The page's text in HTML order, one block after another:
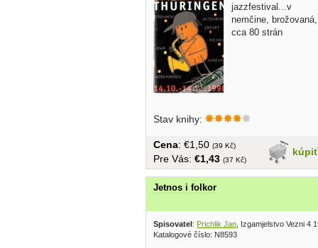
jazzfestival...v
nemčine, brožovaná,
cca 80 strán
Stav knihy:
kúpiť
Cena: €1,50 (39 Kč)
Pre Vás: €1,43 (37 Kč)
Jetnos i folkor
Spisovatel: Prichlik Jan , Izgamjelstvo Vezni 4
Katalogové číslo: N8593